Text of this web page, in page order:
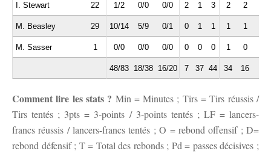
I. Stewart 22 1/2 0/0 0/0 2 1 3 2 2
M. Beasley 29 10/14 5/9 0/1 0 1 1 1 1
M. Sasser 1 0/0 0/0 0/0 0 0 0 1 0
48/83 18/38 16/20 7 37 44 34 16
Comment lire les stats ? Min = Minutes ; Tirs = Tirs réussis /
Tirs tentés ; 3pts = 3-points / 3-points tentés ; LF = lancers-
francs réussis / lancers-francs tentés ; O = rebond offensif ; D=
rebond défensif ; T = Total des rebonds ; Pd = passes décisives ;